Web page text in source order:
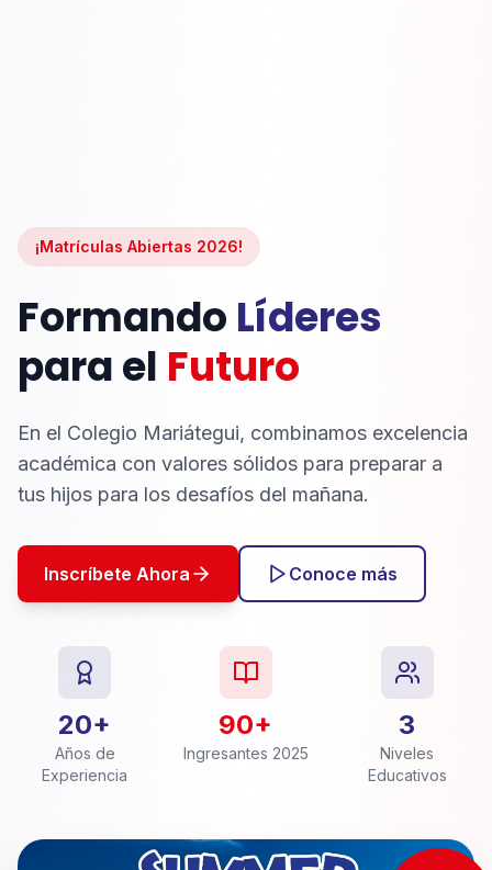
¡Matrículas Abiertas 2026!
Formando Líderes
para el Futuro
En el Colegio Mariátegui, combinamos excelencia
académica con valores sólidos para preparar a
tus hijos para los desafíos del mañana.
Inscríbete Ahora Conoce más
20+
Años de
Experiencia
90+
Ingresantes 2025
3
Niveles
Educativos